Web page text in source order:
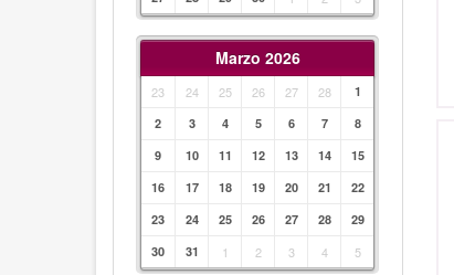
Marzo 2026
23 24 25 26 27 28
1
2
3 4 5 6 7
8
9
10 11 12 13 14
15
16
17 18 19 20 21
22
23
24 25 26 27 28
29
30
31 1 2 3 4 5